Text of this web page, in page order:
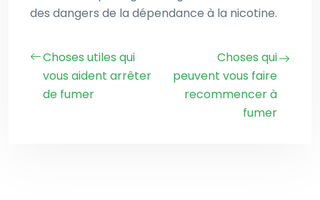
des dangers de la dépendance à la nicotine.
Choses utiles qui
vous aident arrêter
de fumer
Choses qui
peuvent vous faire
recommencer à
fumer